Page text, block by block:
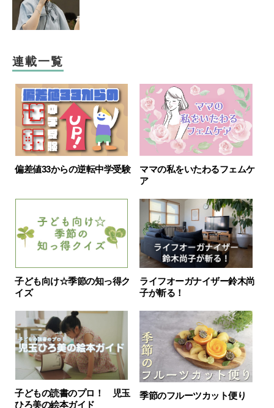
連載一覧
偏差値33からの逆転中学受験
ママの私をいたわるフェムケ
ア
子ども向け☆季節の知っ得ク
イズ
ライフオーガナイザー鈴木尚
子が斬る！
子どもの読書のプロ！ 児玉
ひろ美の絵本ガイド
季節のフルーツカット便り